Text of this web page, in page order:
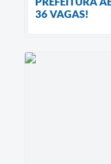
36 VAGAS!